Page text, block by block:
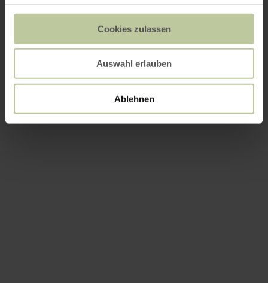
Cookies zulassen
Auswahl erlauben
Ablehnen